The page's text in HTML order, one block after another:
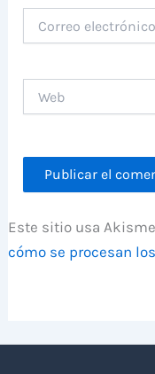
electrónico
Este sitio usa
cómo se procesan